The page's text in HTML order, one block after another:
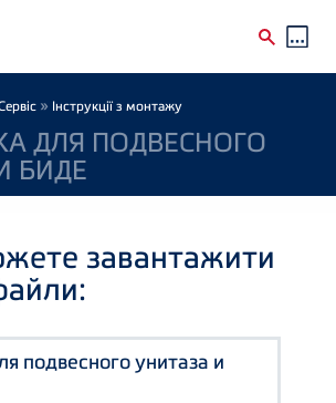
» Інструкції з монтажу
ДЛЯ ПОДВЕСНОГО
БИДЕ
завантажити
подвесного унитаза и